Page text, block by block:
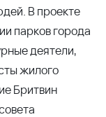
В проекте
парков города
деятели,
жилого
Бритвин